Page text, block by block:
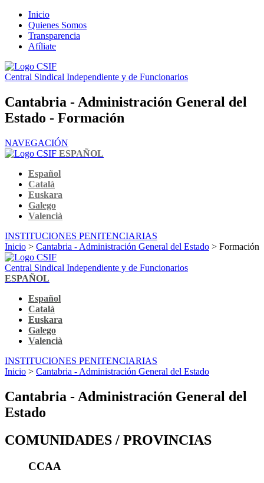
Inicio
Quienes Somos
Transparencia
Afíliate
Central Sindical Independiente y de Funcionarios
Cantabria - Administración General del
Estado - Formación
NAVEGACIÓN
ESPAÑOL
Español
Català
Euskara
Galego
Valencià
INSTITUCIONES PENITENCIARIAS
Inicio > Cantabria - Administración General del Estado > Formación
Central Sindical Independiente y de Funcionarios
ESPAÑOL
Español
Català
Euskara
Galego
Valencià
INSTITUCIONES PENITENCIARIAS
Inicio > Cantabria - Administración General del Estado
Cantabria - Administración General del
Estado
COMUNIDADES / PROVINCIAS
CCAA